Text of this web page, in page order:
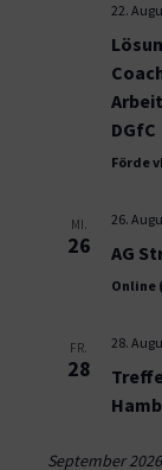
22.
DGfC
Förde
MI.
26
26.
AG
Online
FR.
28
28.
September 2026